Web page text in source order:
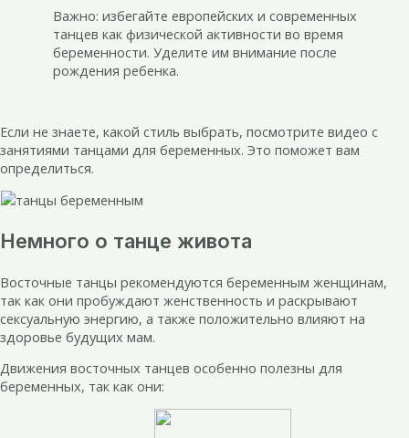
Важно: избегайте европейских и современных
танцев как физической активности во время
беременности. Уделите им внимание после
рождения ребенка.
Если не знаете, какой стиль выбрать, посмотрите видео с
занятиями танцами для беременных. Это поможет вам
определиться.
Немного о танце живота
Восточные танцы рекомендуются беременным женщинам,
так как они пробуждают женственность и раскрывают
сексуальную энергию, а также положительно влияют на
здоровье будущих мам.
Движения восточных танцев особенно полезны для
беременных, так как они: